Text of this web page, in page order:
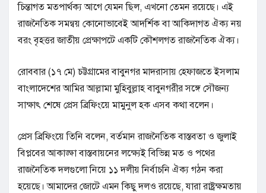
চিন্তাগত মতপার্থক্য আগে যেমন ছিল, এখনো তেমন রয়েছে। এই
রাজনৈতিক সমন্বয় কোনোভাবেই আদর্শিক বা আকিদাগত ঐক্য নয়
বরং বৃহত্তর জাতীয় প্রেক্ষাপটে একটি কৌশলগত রাজনৈতিক ঐক্য।
রোববার (১৭ মে) চট্টগ্রামের বাবুনগর মাদরাসায় হেফাজতে ইসলাম
বাংলাদেশের আমির আল্লামা মুহিবুল্লাহ বাবুনগরীর সঙ্গে সৌজন্য
সাক্ষাৎ শেষে প্রেস ব্রিফিংয়ে মামুনুল হক এসব কথা বলেন।
প্রেস ব্রিফিংয়ে তিনি বলেন, বর্তমান রাজনৈতিক বাস্তবতা ও জুলাই
বিপ্লবের আকাঙ্ক্ষা বাস্তবায়নের লক্ষ্যেই বিভিন্ন মত ও পথের
রাজনৈতিক দলগুলো নিয়ে ১১ দলীয় নির্বাচনি ঐক্য গঠন করা
হয়েছে। আমাদের জোটে এমন কিছু দলও রয়েছে, যারা রাষ্ট্রক্ষমতায়